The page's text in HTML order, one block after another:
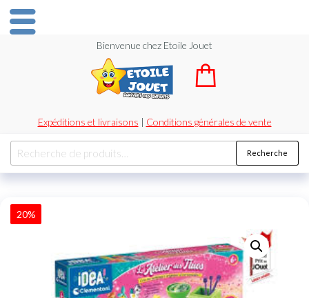
Bienvenue chez Etoile Jouet
Expéditions et livraisons | Conditions générales de vente
Recherche
20%